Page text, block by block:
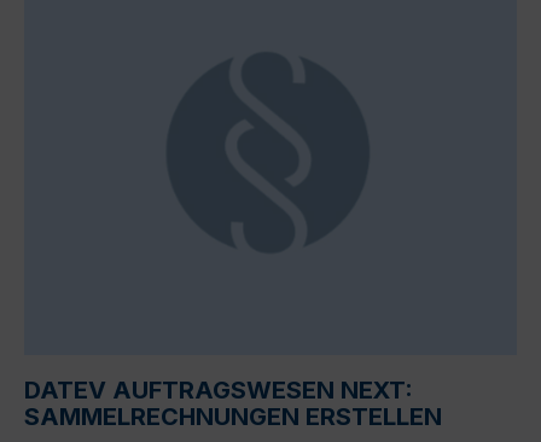
DATEV AUFTRAGSWESEN NEXT:
SAMMELRECHNUNGEN ERSTELLEN